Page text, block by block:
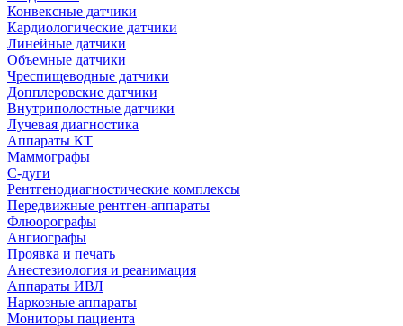
Конвексные датчики
Кардиологические датчики
Линейные датчики
Объемные датчики
Чреспищеводные датчики
Допплеровские датчики
Внутриполостные датчики
Лучевая диагностика
Аппараты КТ
Маммографы
С-дуги
Рентгенодиагностические комплексы
Передвижные рентген-аппараты
Флюорографы
Ангиографы
Проявка и печать
Анестезиология и реанимация
Аппараты ИВЛ
Наркозные аппараты
Мониторы пациента